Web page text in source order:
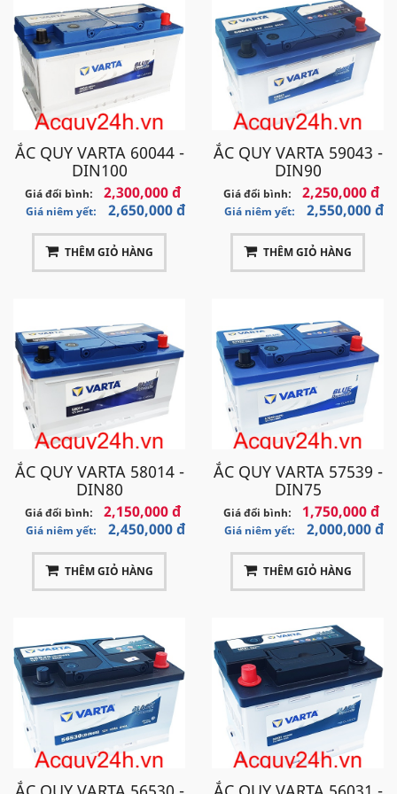
Website
acquy24h.vn
Email
acquy24h.big@gmail.com
ẮC QUY VARTA 60044 -
DIN100
Giá đổi bình: 2,300,000 đ
Giá niêm yết: 2,650,000 đ
THÊM GIỎ HÀNG
ẮC QUY VARTA 59043 -
DIN90
Giá đổi bình: 2,250,000 đ
Giá niêm yết: 2,550,000 đ
THÊM GIỎ HÀNG
ẮC QUY VARTA 58014 -
DIN80
Giá đổi bình: 2,150,000 đ
Giá niêm yết: 2,450,000 đ
THÊM GIỎ HÀNG
ẮC QUY VARTA 57539 -
DIN75
Giá đổi bình: 1,750,000 đ
Giá niêm yết: 2,000,000 đ
THÊM GIỎ HÀNG